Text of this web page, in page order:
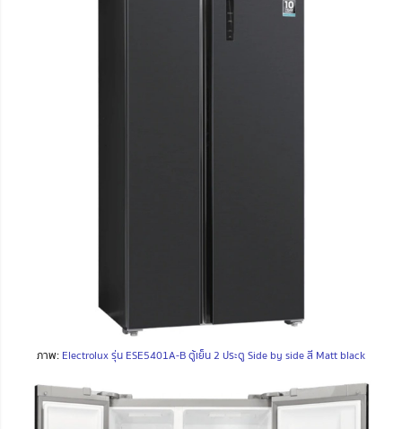
ภาพ: Electrolux รุ่น ESE5401A-B ตู้เย็น 2 ประตู Side by side สี Matt black